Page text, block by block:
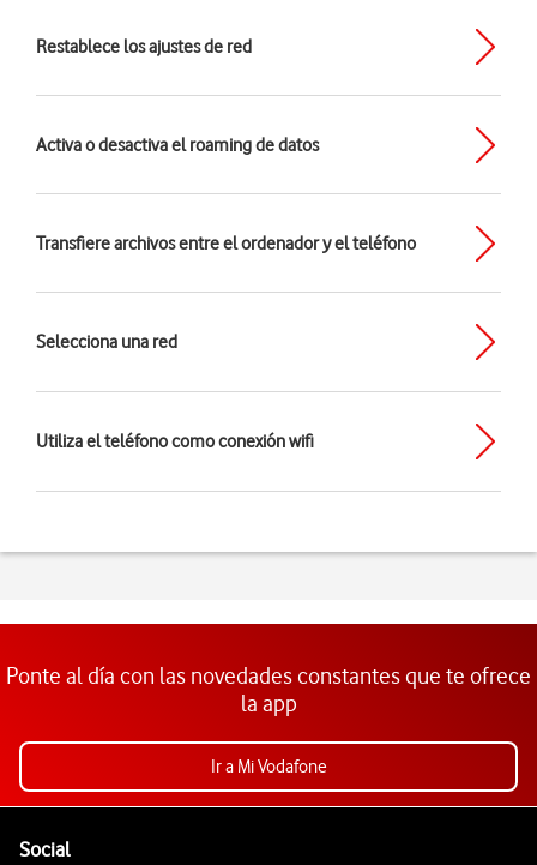
Restablece los ajustes de red
Activa o desactiva el roaming de datos
Transfiere archivos entre el ordenador y el teléfono
Selecciona una red
Utiliza el teléfono como conexión wifi
Ponte al día con las novedades constantes que te ofrece
la app
Ir a Mi Vodafone
SocialEnlaces a las redes sociales de Vodafone